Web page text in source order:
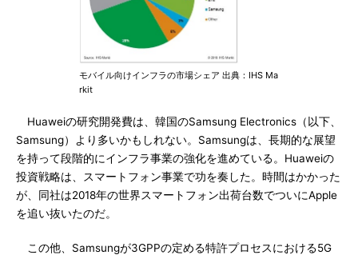
モバイル向けインフラの市場シェア 出典：IHS Ma
rkit
Huaweiの研究開発費は、韓国のSamsung Electronics（以下、
Samsung）より多いかもしれない。Samsungは、長期的な展望
を持って段階的にインフラ事業の強化を進めている。Huaweiの
投資戦略は、スマートフォン事業で功を奏した。時間はかかった
が、同社は2018年の世界スマートフォン出荷台数でついにApple
を追い抜いたのだ。
この他、Samsungが3GPPの定める特許プロセスにおける5G